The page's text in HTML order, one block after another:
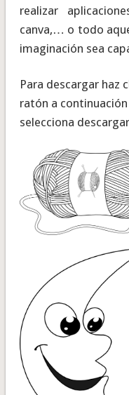
realizar
canva,… o todo
imaginación sea
Para descargar haz
ratón a
selecciona